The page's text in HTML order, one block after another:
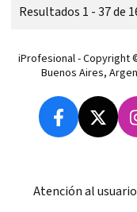
Resultados 1 - 37 de
iProfesional - Copyright
Buenos Aires,
Atención al usuario